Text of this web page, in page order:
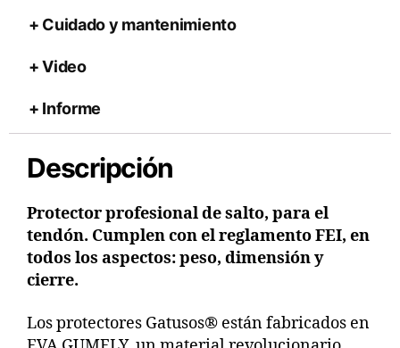
Cuidado y mantenimiento
Video
Informe
Descripción
Protector profesional de salto, para el
tendón. Cumplen con el reglamento FEI, en
todos los aspectos: peso, dimensión y
cierre.
Los protectores Gatusos® están fabricados en